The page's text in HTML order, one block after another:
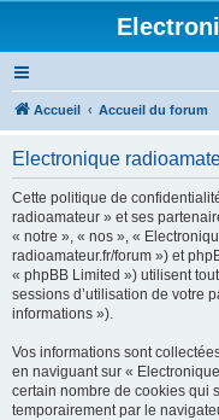
Accueil Accueil du forum
Electronique
Cette politique de
radioamateur » et ses
« notre », « nos », «
radioamateur.fr/forum ») et
« phpBB Limited ») utilisent
sessions d’utilisation de votre
informations »).
Vos informations sont
en naviguant sur «
certain nombre de cookies qui
temporairement par le